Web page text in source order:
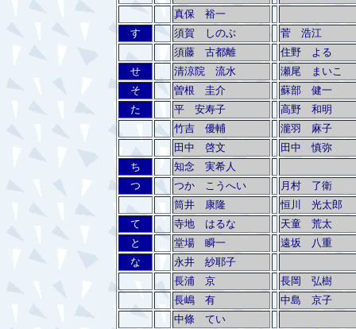
真保 裕一
す
須賀 しのぶ
菅 浩江
須藤 古都離
住野 よる
せ
清涼院 流水
瀬尾 まいこ
そ
曽根 圭介
蘇部 健一
た
平 安寿子
高野 和明
竹吉 優輔
瀧羽 麻子
田中 啓文
田中 慎弥
ち
知念 実希人
つ
つか こうへい
月村 了衛
筒井 康隆
恒川 光太郎
て
寺地 はるな
天童 荒太
と
堂場 瞬一
遠坂 八重
な
永井 紗耶子
長浦 京
長岡 弘樹
長嶋 有
中島 京子
中條 てい